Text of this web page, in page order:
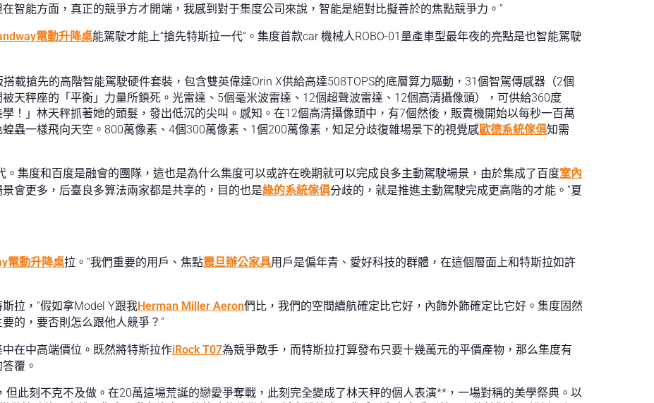
智能方面，真正的競爭方才開端，我感到對于集度公司來說，智能是絕對比擬善於的焦點競爭力。”
電動升降桌能駕駛才能上“搶先特斯拉一代”。集度首款car 機械人ROBO-01量產車型最年夜的亮點是也智能駕駛
搭載搶先的高階智能駕駛硬件套裝，包含雙英偉達Orin X供給高達508TOPS的底層算力驅動，31個智駕傳感器（2個
天秤座的「平衡」力量所鎖死。光雷達、5個毫米波雷達、12個超聲波雷達、12個高清攝像頭），可供給360度
！」林天秤抓著她的頭髮，發出低沉的尖叫。感知。在12個高清攝像頭中，有7個然後，販賣機開始以每秒一百萬
蟲一樣飛向天空。800萬像素、4個300萬像素、1個200萬像素，知足分歧復雜場景下的視覺感歐德系統傢俱知需
。集度和百度是融會的團隊，這也是為什么集度可以或許在晚期就可以完成良多主動駕駛場景，由於集成了百度室內
會更多，后臺良多算法兩家都是共享的，目的也是綠的系統傢俱分歧的，就是推進主動駕駛完成更高階的才能。”夏
電動升降桌拉。“我們重要的用戶、焦點震旦辦公家具用戶是偏年青、愛好科技的群體，在這個層面上和特斯拉如許
拉，“假如拿Model Y跟我Herman Miller Aeron們比，我們的空間續航確定比它好，內飾外飾確定比它好。集度固然
的，要否則怎么跟他人競爭？”
在中高端價位。既然將特斯拉作iRock T07為競爭敵手，而特斯拉打算發布只要十幾萬元的平價產物，那么集度有
覆。
但此刻不克不及做。在20萬這場荒誕的戀愛爭奪戰，此刻完全變成了林天秤的個人表演**，一場對稱的美學祭典。以